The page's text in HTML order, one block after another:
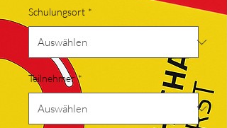
Schulungsort *
Teilnehmer *